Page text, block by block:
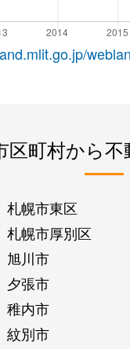
区町村から
札幌市東区
札幌市厚別区
旭川市
夕張市
稚内市
紋別市